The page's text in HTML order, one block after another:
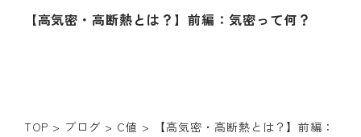
【高気密・高断熱とは？】前編：気密って何？
TOP > ブログ > C値 >
【高気密・高断熱とは？】前編：